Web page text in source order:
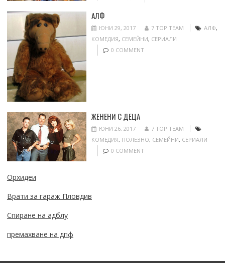
АЛФ
ЮНИ 29, 2017 7 TOP TEAM АЛФ,
КОМЕДИЯ, СЕМЕЙНИ, СЕРИАЛИ
0 COMMENT
ЖЕНЕНИ С ДЕЦА
ЮНИ 26, 2017
7 TOP TEAM
КОМЕДИЯ, ПОЛЕЗНО, СЕМЕЙНИ, СЕРИАЛИ
0 COMMENT
Орхидеи
Врати за гараж Пловдив
Спиране на адблу
премахване на дпф